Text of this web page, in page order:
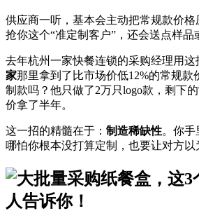
供应商一听，基本会主动把常规款价
抢你这个“准定制客户”，还会送点样品
去年杭州一家快餐连锁的采购经理用这
家那里拿到了比市场价低12%的常规款
制款吗？他只做了2万只logo款，剩下
价拿了半年。
这一招的精髓在于： 制造稀缺性。你手
哪怕你根本没打算定制，也要让对方以